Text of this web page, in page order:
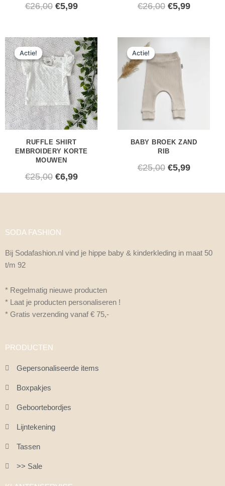
€26,00 €5,99 €26,00 €5,99
Actie!
Actie!
RUFFLE SHIRT
EMBROIDERY KORTE
MOUWEN
€25,00
Oorspronkelijke
prijs
was:
€25,00.
€6,99
Huidige
prijs
is:
€6,99.
Actie!
Actie!
BABY BROEK ZAND
RIB
€25,00
prijs
was:
€25,00.
€5,99
SODA FASHION
Bij Sodafashion.nl vind je hippe baby & kinderkleding in maat 50
t/m 92
* Regelmatig nieuwe producten
* Laat je producten personaliseren !
* Gratis verzending vanaf € 75,-
PRODUCTEN
Gepersonaliseerde items
Boxpakjes
Geboortebordjes
Lijntekening
Tassen
>> Sale